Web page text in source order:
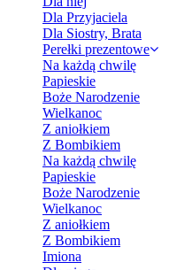
Dla Przyjaciela
Dla Siostry, Brata
Perełki prezentowe
Na każdą chwilę
Papieskie
Boże Narodzenie
Wielkanoc
Z aniołkiem
Z Bombikiem
Na każdą chwilę
Papieskie
Boże Narodzenie
Wielkanoc
Z aniołkiem
Z Bombikiem
Imiona